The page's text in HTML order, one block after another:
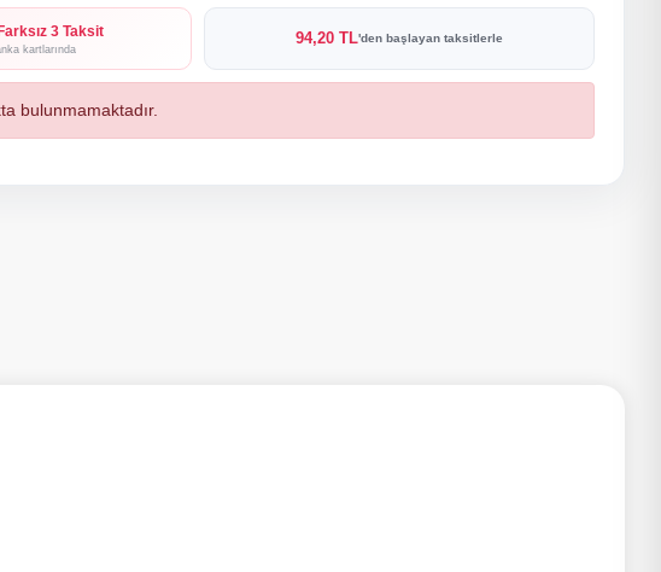
3 Taksit
kartlarında
94,20 TL'den başlayan taksitlerle
bulunmamaktadır.